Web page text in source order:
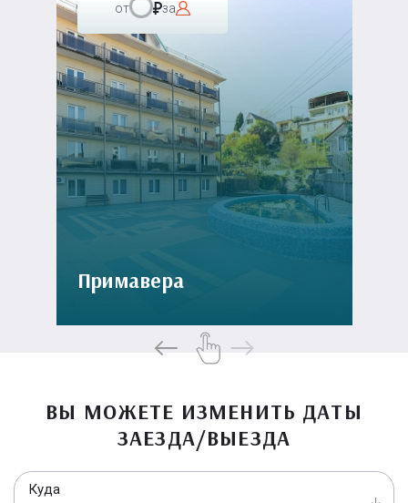
от за
Примавера
ВЫ МОЖЕТЕ ИЗМЕНИТЬ ДАТЫ
ЗАЕЗДА/ВЫЕЗДА
Куда